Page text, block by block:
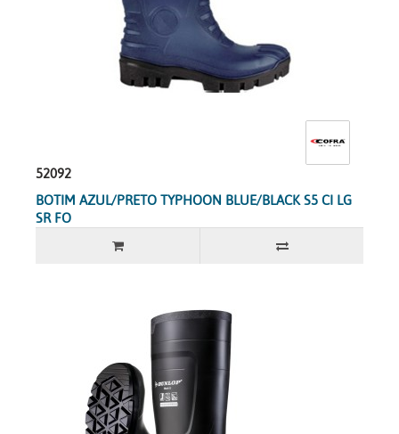
52092
BOTIM AZUL/PRETO TYPHOON BLUE/BLACK S5 CI LG
SR FO